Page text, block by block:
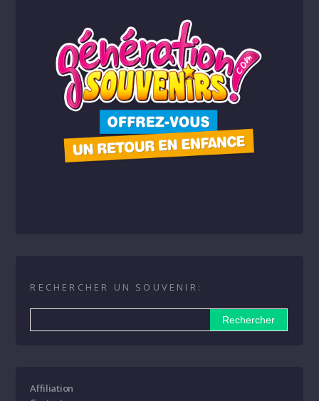
RECHERCHER UN SOUVENIR:
Affiliation